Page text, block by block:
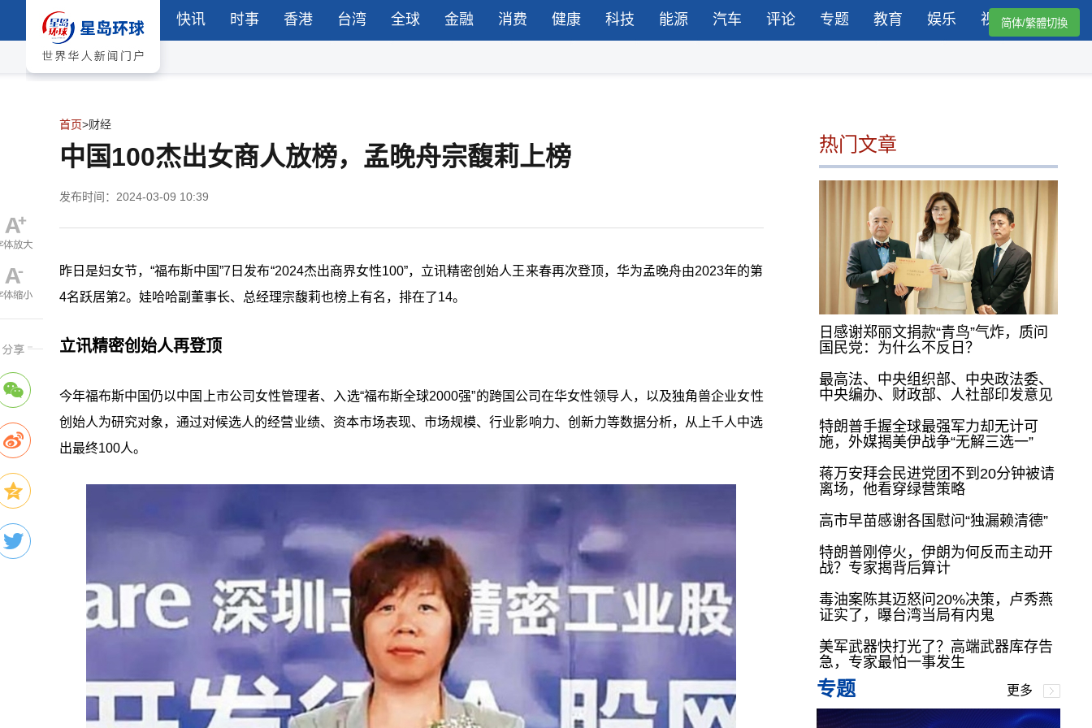
快讯 时事 香港 台湾 全球 金融 消费 健康 科技 能源 汽车 评论 专题 教育 娱乐 视频简体/繁體切換
首页>财经
中国100杰出女商人放榜，孟晚舟宗馥莉上榜
发布时间：2024-03-09 10:39
昨日是妇女节，“福布斯中国”7日发布“2024杰出商界女性100”，立讯精密创始人王来春再次登顶，华为孟晚舟由2023年的第
4名跃居第2。娃哈哈副董事长、总经理宗馥莉也榜上有名，排在了14。
立讯精密创始人再登顶
今年福布斯中国仍以中国上市公司女性管理者、入选“福布斯全球2000强”的跨国公司在华女性领导人，以及独角兽企业女性
创始人为研究对象，通过对候选人的经营业绩、资本市场表现、市场规模、行业影响力、创新力等数据分析，从上千人中选
出最终100人。
热门文章
日感谢郑丽文捐款“青鸟”气炸，质问
国民党：为什么不反日？
最高法、中央组织部、中央政法委、
中央编办、财政部、人社部印发意见
特朗普手握全球最强军力却无计可
施，外媒揭美伊战争“无解三选一”
蒋万安拜会民进党团不到20分钟被请
离场，他看穿绿营策略
高市早苗感谢各国慰问“独漏赖清德”
特朗普刚停火，伊朗为何反而主动开
战？专家揭背后算计
毒油案陈其迈怒问20%决策，卢秀燕
证实了，曝台湾当局有内鬼
美军武器快打光了？高端武器库存告
急，专家最怕一事发生
专题 更多